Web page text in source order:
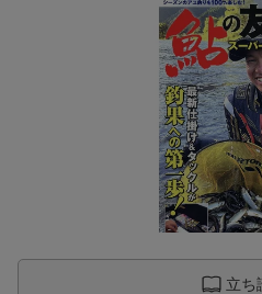
立ち